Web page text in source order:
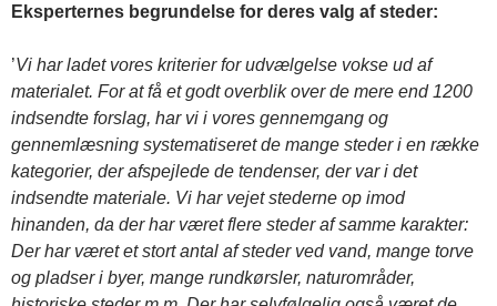
Eksperternes begrundelse for deres valg af steder:
’Vi har ladet vores kriterier for udvælgelse vokse ud af
materialet. For at få et godt overblik over de mere end 1200
indsendte forslag, har vi i vores gennemgang og
gennemlæsning systematiseret de mange steder i en række
kategorier, der afspejlede de tendenser, der var i det
indsendte materiale. Vi har vejet stederne op imod
hinanden, da der har været flere steder af samme karakter:
Der har været et stort antal af steder ved vand, mange torve
og pladser i byer, mange rundkørsler, naturområder,